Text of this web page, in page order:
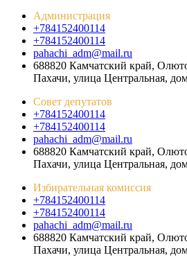
Администрация
+784152400114
+784152400114
pahachi_adm@mail.ru
688820 Камчатский край,
Пахачи, улица Центральная,
Совет депутатов
+784152400114
+784152400114
pahachi_adm@mail.ru
688820 Камчатский край,
Пахачи, улица Центральная,
Избирательная комиссия
+784152400114
+784152400114
pahachi_adm@mail.ru
688820 Камчатский край,
Пахачи, улица Центральная,